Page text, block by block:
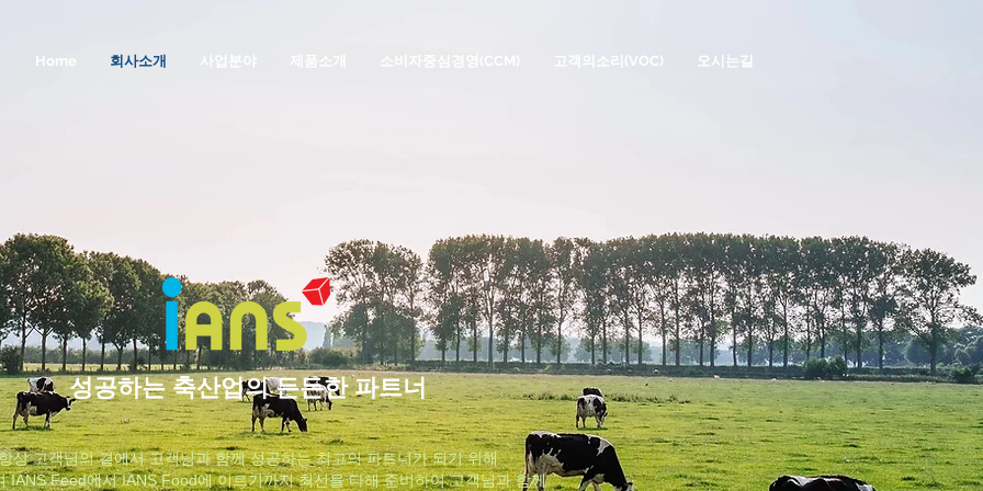
Home 회사소개 사업분야 소비자중심경영(CCM) 고객의소리(VOC) 오시는길
​성공하는 축산업의 든든한 파트너
상 고객님의 곁에서 고객님과 함께 성공하는 최고의 파트너가 되기 위해
IANS Feed에서 IANS Food에 이르기까지 최선을 다해 준비하여 고객님과 함께